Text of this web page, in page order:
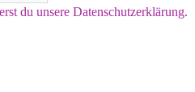
du unsere Datenschutzerklärung.